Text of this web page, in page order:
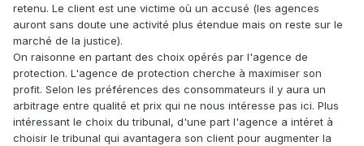
retenu. Le client est une victime où un accusé (les agences
auront sans doute une activité plus étendue mais on reste sur le
marché de la justice).
On raisonne en partant des choix opérés par l'agence de
protection. L'agence de protection cherche à maximiser son
profit. Selon les préférences des consommateurs il y aura un
arbitrage entre qualité et prix qui ne nous intéresse pas ici. Plus
intéressant le choix du tribunal, d'une part l'agence a intéret à
choisir le tribunal qui avantagera son client pour augmenter la